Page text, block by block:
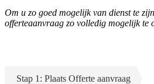
Om u zo goed mogelijk van dienst te
offerteaanvraag zo volledig mogelijk te
Stap 1: Plaats Offerte aanvraag